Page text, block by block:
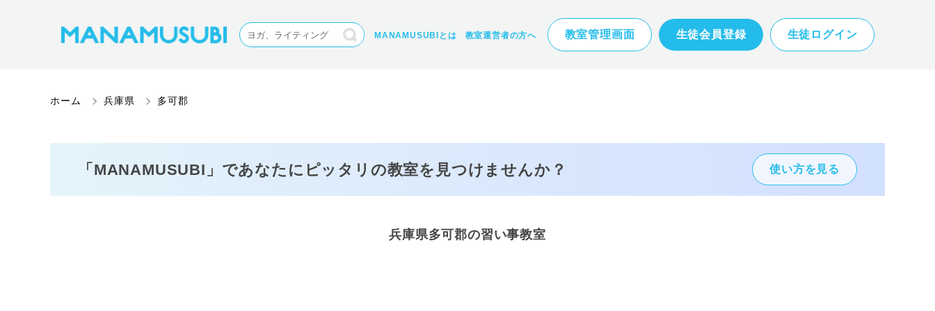
MANAMUSUBIとは 教室運営者の方へ 教室管理画面 生徒会員登録 生徒ログイン
ホーム 兵庫県 多可郡
「MANAMUSUBI」であなたにピッタリの教室を見つけませんか？ 使い方を見る
兵庫県多可郡の習い事教室